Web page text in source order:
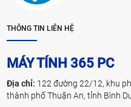
THÔNG TIN LIÊN HỆ
MÁY TÍNH 365 PC
Địa chỉ: 122 đường 22/12, khu
thành phố Thuận An, tỉnh Bình